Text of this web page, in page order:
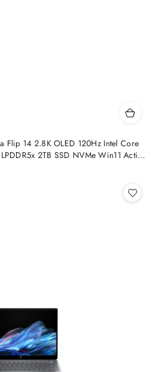
Flip 14 2.8K OLED 120Hz Intel Core
2TB SSD NVMe Win11 Active